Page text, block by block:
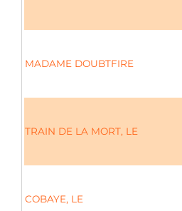
MADAME DOUBTFIRE
TRAIN DE LA MORT, LE
COBAYE, LE